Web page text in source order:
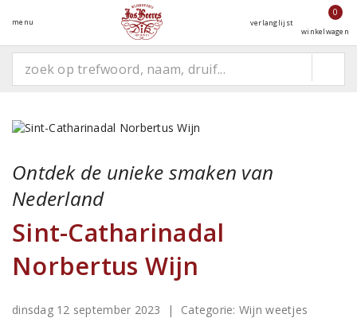
menu verlanglijst
0
winkelwagen
Ontdek de unieke smaken van
Nederland
Sint-Catharinadal
Norbertus Wijn
dinsdag 12 september 2023 | Categorie: Wijn weetjes